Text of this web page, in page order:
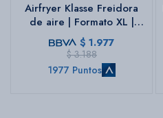
Airfryer Klasse Freidora
de aire | Formato XL |
Color gris
$ 1.977
$ 3.188
1977 Puntos